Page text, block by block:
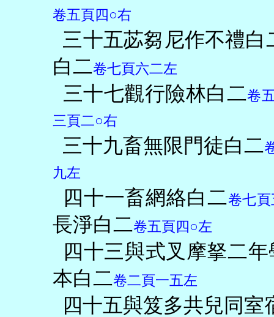
卷五頁四○右
三十五苾芻尼作不禮白
白二卷七頁六二左
三十七觀行險林白二卷
三頁二○右
三十九畜無限門徒白二
九左
四十一畜網絡白二卷七
長淨白二卷五頁四○左
四十三與式叉摩拏二
本白二卷二頁一五左
四十五與笈多共兒同室